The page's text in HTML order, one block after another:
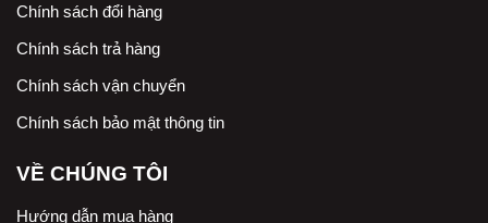
Chính sách đổi hàng
Chính sách trả hàng
Chính sách vận chuyển
Chính sách bảo mật thông tin
VỀ CHÚNG TÔI
Hướng dẫn mua hàng